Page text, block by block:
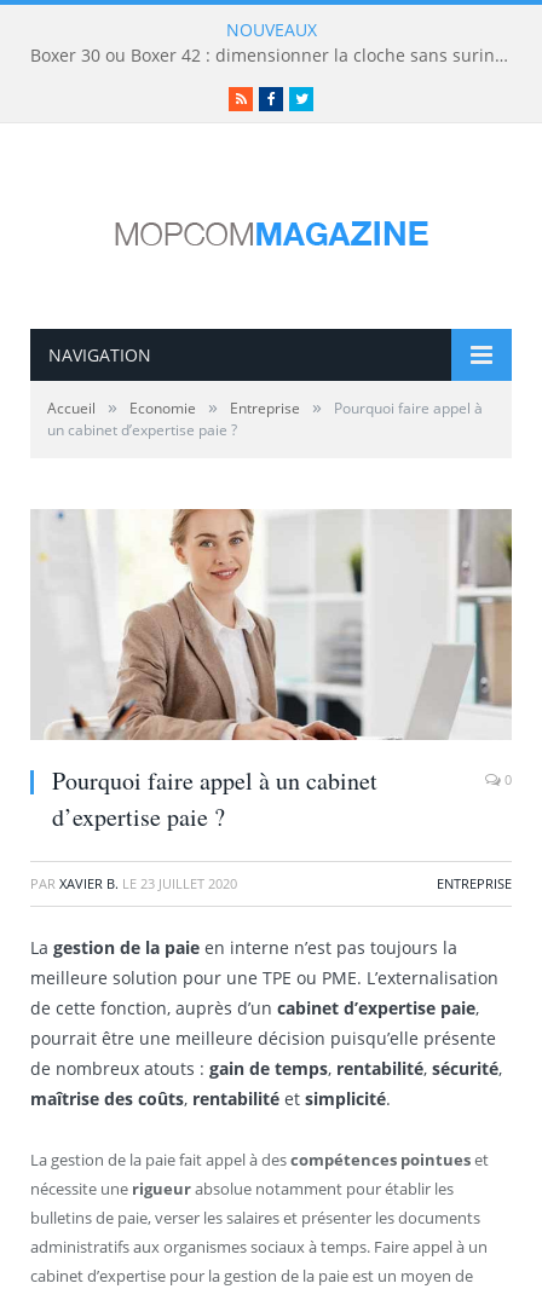
NOUVEAUX
Boxer 30 ou Boxer 42 : dimensionner la cloche sans surinvestir
RSSFacebookTwitter
NAVIGATION
Accueil » Economie » Entreprise »
Pourquoi faire appel à
un cabinet d’expertise paie ?
Pourquoi faire appel à un cabinet
d’expertise paie ?
0
PAR XAVIER B. LE 23 JUILLET 2020 ENTREPRISE
La gestion de la paie en interne n’est pas toujours la
meilleure solution pour une TPE ou PME. L’externalisation
de cette fonction, auprès d’un cabinet d’expertise paie,
pourrait être une meilleure décision puisqu’elle présente
de nombreux atouts : gain de temps, rentabilité, sécurité,
maîtrise des coûts, rentabilité et simplicité.
La gestion de la paie fait appel à descompétences pointueset
nécessite une rigueurabsolue notamment pour établir les
bulletins de paie, verser les salaires et présenter les documents
administratifs aux organismes sociaux à temps. Faire appel à un
cabinet d’expertise pour la gestion de la paie est un moyen de